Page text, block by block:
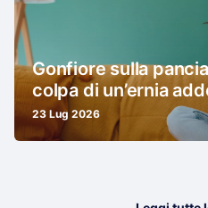
Gonfiore sulla
colpa di un’ernia
23 Lug 2026